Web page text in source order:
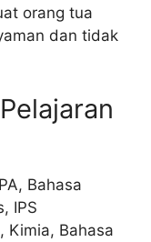
orang tua
dan tidak
Bahasa
IPS
Kimia, Bahasa